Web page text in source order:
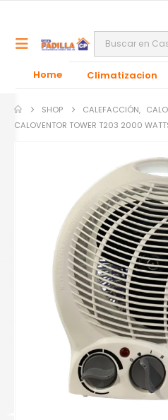
Home Climatizacion
SHOP CALEFACCIÓN,
CALOVENTOR TOWER T203 2000